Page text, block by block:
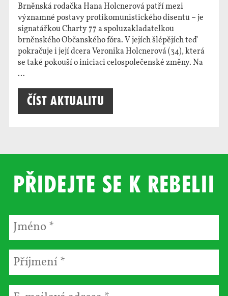
Brněnská rodačka Hana Holcnerová patří mezi
významné postavy protikomunistického disentu – je
signatářkou Charty 77 a spoluzakladatelkou
brněnského Občanského fóra. V jejích šlépějích teď
pokračuje i její dcera Veronika Holcnerová (34), která
se také pokouší o iniciaci celospolečenské změny. Na
…
Číst aktualitu
Přidejte se k rebelii